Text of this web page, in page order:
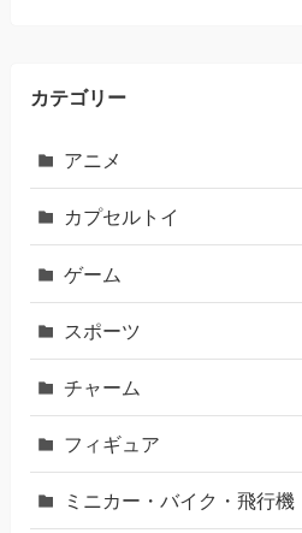
カテゴリー
アニメ
カプセルトイ
ゲーム
スポーツ
チャーム
フィギュア
ミニカー・バイク・飛行機